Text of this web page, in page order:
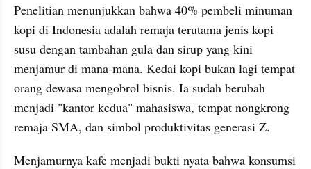
Penelitian menunjukkan bahwa 40% pembeli minuman
kopi di Indonesia adalah remaja terutama jenis kopi
susu dengan tambahan gula dan sirup yang kini
menjamur di mana-mana. Kedai kopi bukan lagi tempat
orang dewasa mengobrol bisnis. Ia sudah berubah
menjadi "kantor kedua" mahasiswa, tempat nongkrong
remaja SMA, dan simbol produktivitas generasi Z.
Menjamurnya kafe menjadi bukti nyata bahwa konsumsi